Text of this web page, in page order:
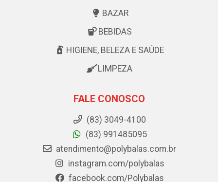
BAZAR
BEBIDAS
HIGIENE, BELEZA E SAÚDE
LIMPEZA
FALE CONOSCO
(83) 3049-4100
(83) 991485095
atendimento@polybalas.com.br
instagram.com/polybalas
facebook.com/Polybalas